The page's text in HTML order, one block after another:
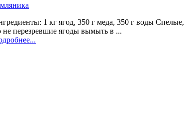
1 кг ягод, 350 г меда, 350 г воды Спелые,
не перезревшие ягоды вымыть в ...